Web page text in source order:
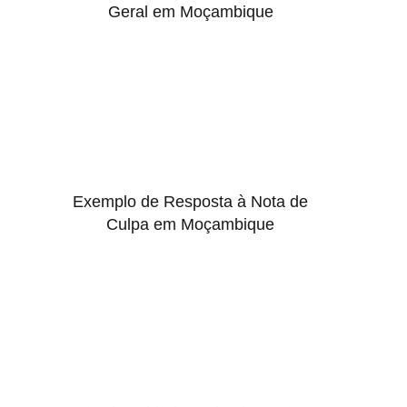
Geral em Moçambique
Exemplo de Resposta à Nota de
Culpa em Moçambique